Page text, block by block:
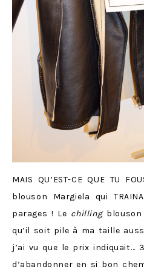
MAIS QU’EST-CE QUE TU
blouson Margiela qui
parages ! Le chillingblouson
qu’il soit pile à ma taille
j’ai vu que le prix indiquait…
d’abandonner en si bon